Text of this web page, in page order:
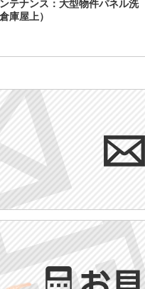
テナンス：大型物件パネル洗
庫屋上）